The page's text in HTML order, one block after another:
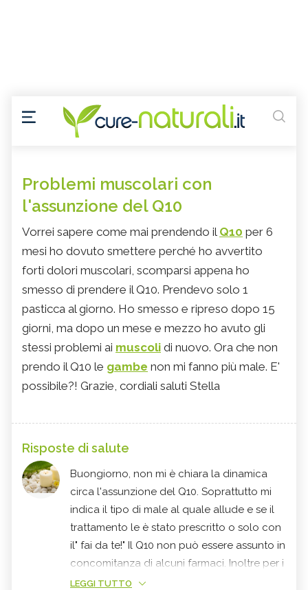
Problemi muscolari con
l'assunzione del Q10
Vorrei sapere come mai prendendo il Q10 per 6
mesi ho dovuto smettere perché ho avvertito
forti dolori muscolari, scomparsi appena ho
smesso di prendere il Q10. Prendevo solo 1
pasticca al giorno. Ho smesso e ripreso dopo 15
giorni, ma dopo un mese e mezzo ho avuto gli
stessi problemi ai muscoli di nuovo. Ora che non
prendo il Q10 le gambe non mi fanno più male. E'
possibile?! Grazie, cordiali saluti Stella
Risposte di salute
Buongiorno, non mi è chiara la dinamica
circa l'assunzione del Q10. Soprattutto mi
indica il tipo di male al quale allude e se il
trattamento le è stato prescritto o solo con
il" fai da te!" Il Q10 non può essere assunto in
concomitanza di alcuni farmaci. Inoltre per i
dolori muscolari non avrei scelto questo ma
LEGGI TUTTO